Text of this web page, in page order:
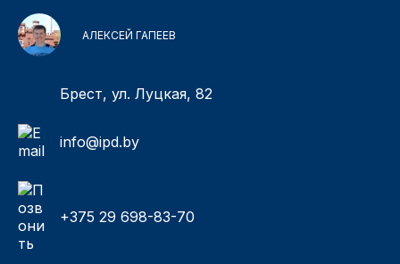
АЛЕКСЕЙ ГАПЕЕВ
Брест, ул. Луцкая, 82
info@ipd.by
+375 29 698-83-70